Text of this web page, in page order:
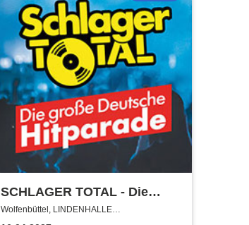
SCHLAGER TOTAL - Die
große deutsche Hitparade
Wolfenbüttel, LINDENHALLE
WOLFENBÜTTEL